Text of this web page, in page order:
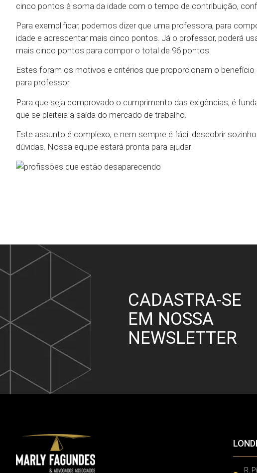
cinco pontos à soma da idade com o tempo de contribuição,
Para exemplificar, podemos dizer que uma professora, para
idade e acrescentar mais cinco pontos. Já o professor, poderá
mais cinco pontos para compor o total de 96 pontos.
Estes foram os motivos e critérios que proporcionam o benefício
para professor.
Para que seja comprovado o cumprimento das exigências, é
que se pleiteia a saída do mercado de trabalho.
Este assunto é complexo, e nem sempre é fácil descobrir
dúvidas. Nossa equipe estará pronta para ajudar!
CADASTRA-SE
EM NOSSA
NEWSLETTER
R.